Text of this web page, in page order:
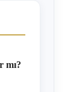
mı?